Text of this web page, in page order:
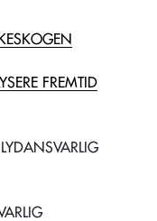
FREMTID